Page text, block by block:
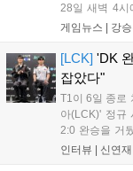
28일 새벽 4시
10시부터 공식
이례적인 협업
전 세계 팬들의
게임뉴스 | 강
[LCK] 'DK
잡았다"
T1이 6일 종로
아(LCK)' 정규
2:0 완승을 거
지만, 젠지 e스
인터뷰 | 신연재